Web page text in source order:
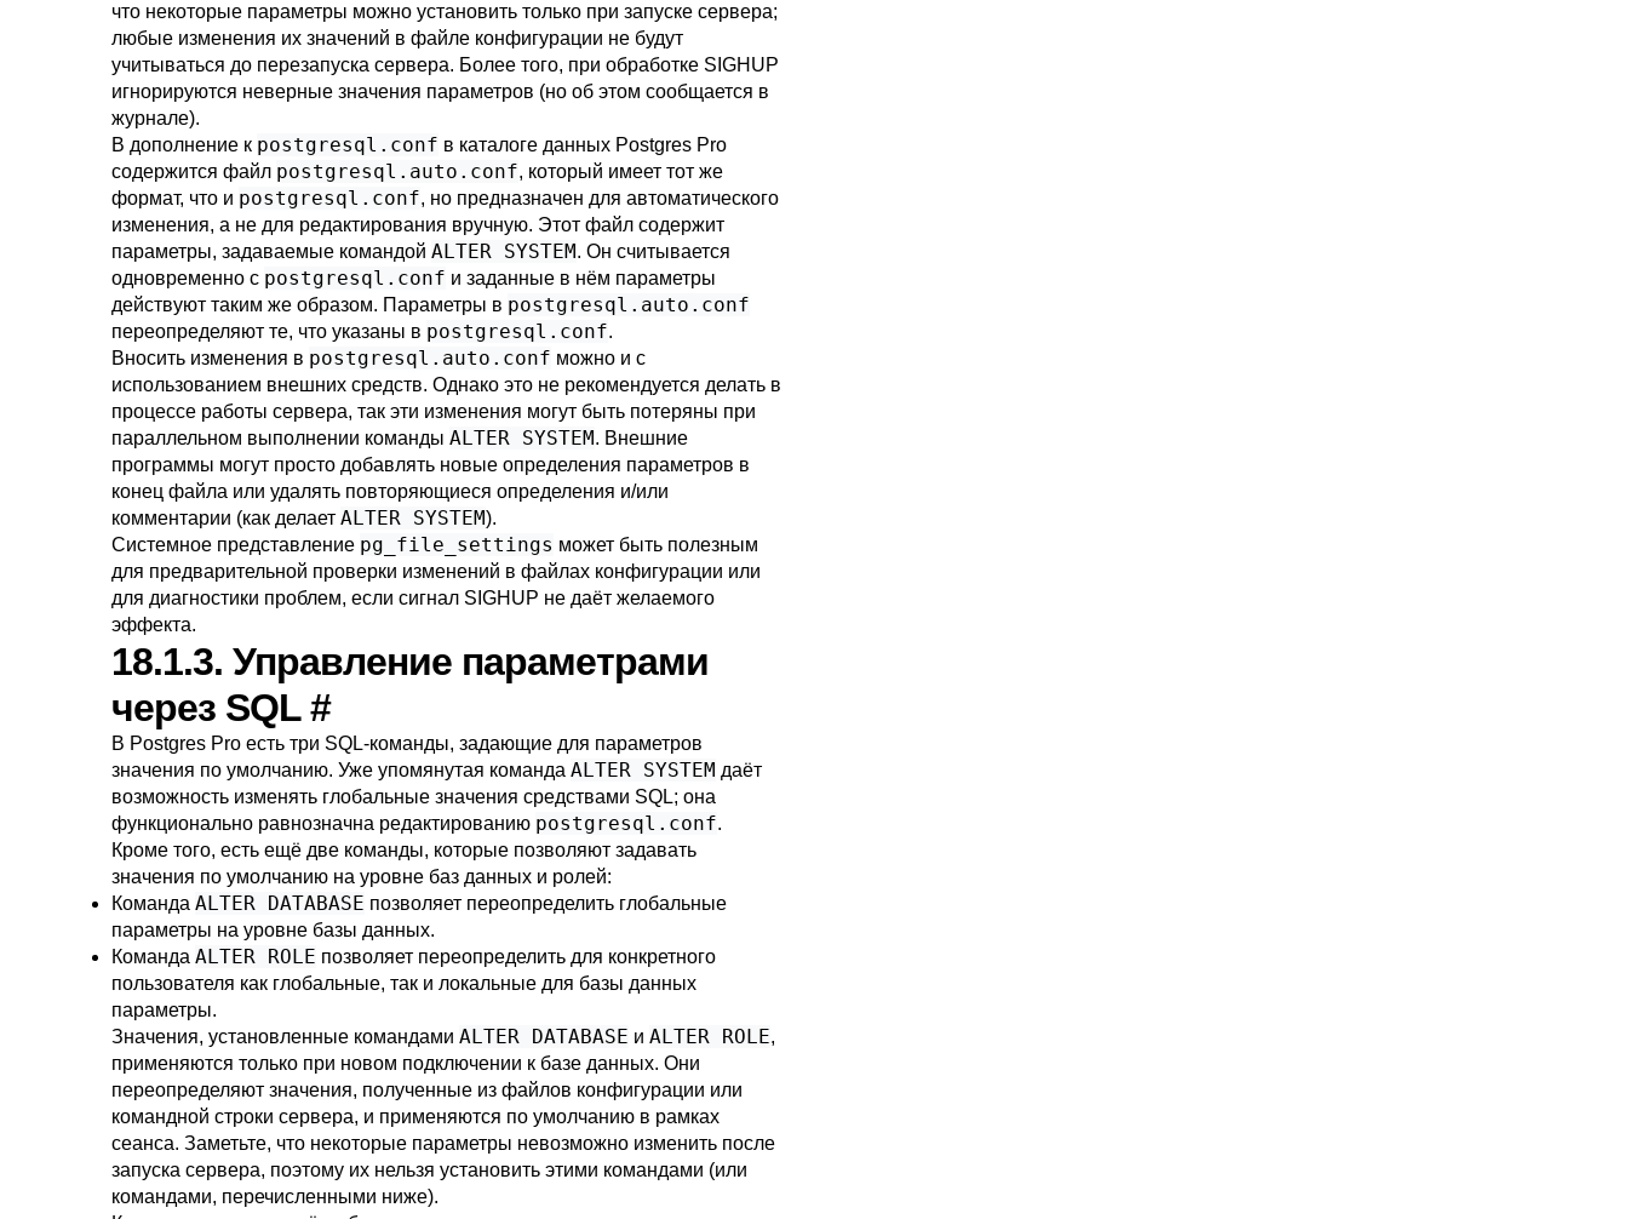
что некоторые параметры можно установить только при запуске сервера;
любые изменения их значений в файле конфигурации не будут
учитываться до перезапуска сервера. Более того, при обработке SIGHUP
игнорируются неверные значения параметров (но об этом сообщается в
журнале).
В дополнение к postgresql.conf в каталоге данных Postgres Pro
содержится файл postgresql.auto.conf, который имеет тот же
формат, что и postgresql.conf, но предназначен для автоматического
изменения, а не для редактирования вручную. Этот файл содержит
параметры, задаваемые командой ALTER SYSTEM. Он считывается
одновременно с postgresql.conf и заданные в нём параметры
действуют таким же образом. Параметры в postgresql.auto.conf
переопределяют те, что указаны в postgresql.conf.
Вносить изменения в postgresql.auto.conf можно и с
использованием внешних средств. Однако это не рекомендуется делать в
процессе работы сервера, так эти изменения могут быть потеряны при
параллельном выполнении команды ALTER SYSTEM. Внешние
программы могут просто добавлять новые определения параметров в
конец файла или удалять повторяющиеся определения и/или
комментарии (как делает ALTER SYSTEM).
Системное представление pg_file_settings может быть полезным
для предварительной проверки изменений в файлах конфигурации или
для диагностики проблем, если сигнал SIGHUP не даёт желаемого
эффекта.
18.1.3. Управление параметрами
через SQL#
В Postgres Pro есть три SQL-команды, задающие для параметров
значения по умолчанию. Уже упомянутая команда ALTER SYSTEM даёт
возможность изменять глобальные значения средствами SQL; она
функционально равнозначна редактированию postgresql.conf.
Кроме того, есть ещё две команды, которые позволяют задавать
значения по умолчанию на уровне баз данных и ролей:
Команда ALTER DATABASE позволяет переопределить глобальные
параметры на уровне базы данных.
Команда ALTER ROLE позволяет переопределить для конкретного
пользователя как глобальные, так и локальные для базы данных
параметры.
Значения, установленные командами ALTER DATABASE и ALTER ROLE,
применяются только при новом подключении к базе данных. Они
переопределяют значения, полученные из файлов конфигурации или
командной строки сервера, и применяются по умолчанию в рамках
сеанса. Заметьте, что некоторые параметры невозможно изменить после
запуска сервера, поэтому их нельзя установить этими командами (или
командами, перечисленными ниже).